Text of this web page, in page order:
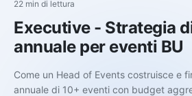
22 min di lettura
Executive - Strategia
annuale per eventi BU
Come un Head of Events costruisce e
annuale di 10+ eventi con budget